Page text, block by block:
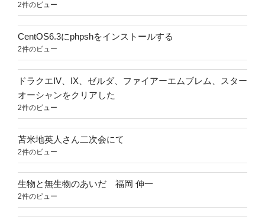
2件のビュー
CentOS6.3にphpshをインストールする
2件のビュー
ドラクエIV、IX、ゼルダ、ファイアーエムブレム、スター
オーシャンをクリアした
2件のビュー
苫米地英人さん二次会にて
2件のビュー
生物と無生物のあいだ 福岡 伸一
2件のビュー